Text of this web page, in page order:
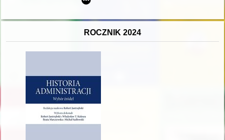
ROCZNIK 2024